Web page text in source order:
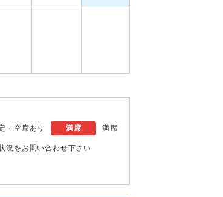
・空席あり 満席 満席
況をお問い合わせ下さい